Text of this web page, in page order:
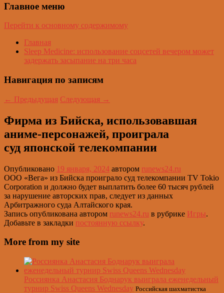
Главное меню
Перейти к основному содержимому
Главная
Sleep Medicine: использование соцсетей вечером может
задержать засыпание на три часа
Навигация по записям
← Предыдущая Следующая →
Фирма из Бийска, использовавшая
аниме-персонажей, проиграла
суд японской телекомпании
Опубликовано 19 января, 2024 автором runews24.ru
ООО «Вега» из Бийска проиграло суд телекомпании TV Tokio
Corporation и должно будет выплатить более 60 тысяч рублей
за нарушение авторских прав, следует из данных
Арбитражного суда Алтайского края.
Запись опубликована автором runews24.ru в рубрике Игры.
Добавьте в закладки постоянную ссылку.
More from my site
Россиянка Анастасия Боднарук выиграла еженедельный
турнир Swiss Queens Wednesday Российская шахматистка